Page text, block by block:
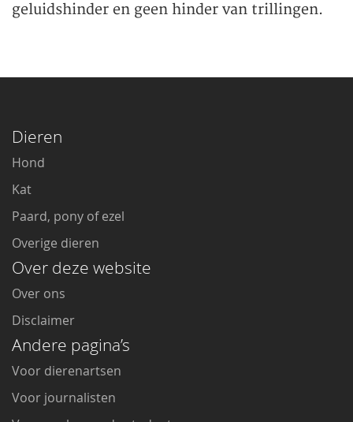
geluidshinder en geen hinder van trillingen.
Dieren
Hond
Kat
Paard, pony of ezel
Overige dieren
Over deze website
Over ons
Disclaimer
Andere pagina’s
Voor dierenartsen
Voor journalisten